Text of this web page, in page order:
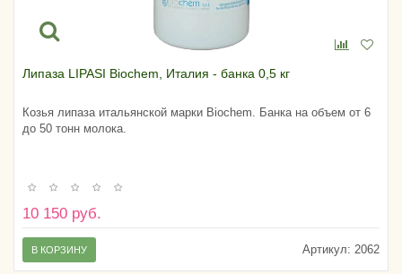
Липаза LIPASI Biochem, Италия - банка 0,5 кг
Козья липаза итальянской марки Biochem. Банка на объем от 6
до 50 тонн молока.
10 150 руб.
Артикул: 2062
В КОРЗИНУ